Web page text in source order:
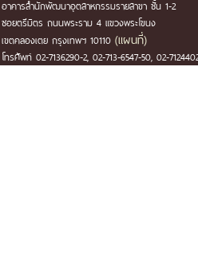
อาคารสำนักพัฒนาอุตสาหกรรมรายสาขา ชั้น 1-2
ซอยตรีมิตร ถนนพระราม 4 แขวงพระโขนง
เขตคลองเตย กรุงเทพฯ 10110 (แผนที่)
โทรศัพท์ 02-7136290-2, 02-713-6547-50, 02-